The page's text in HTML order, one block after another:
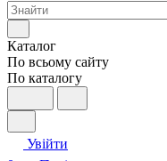
Каталог
По всьому сайту
По каталогу
Увійти